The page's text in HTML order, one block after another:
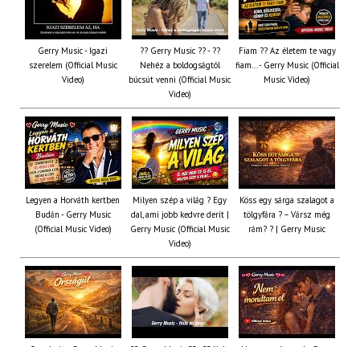
Gerry Music - Igazi
szerelem (Official Music
Video)
?? Gerry Music ?? - ??
Nehéz a boldogságtól
búcsút venni (Official Music
Video)
Fiam ?‍? Az életem te vagy
fiam... - Gerry Music (Official
Music Video)
Legyen a Horváth kertben
Budán - Gerry Music
(Official Music Video)
Milyen szép a világ ? Egy
dal, ami jobb kedvre derít |
Gerry Music (Official Music
Video)
Köss egy sárga szalagot a
tölgyfára ?️ – Vársz még
rám? ? | Gerry Music